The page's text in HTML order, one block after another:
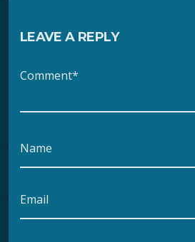
LEAVE A REPLY
Comment*
Name
Email